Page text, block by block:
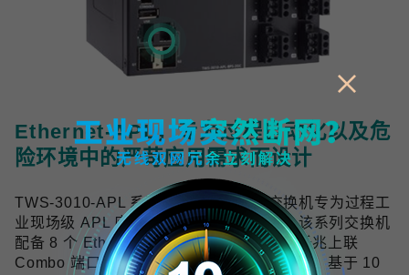
Ethernet-APL，专为过程自动化以及危
险环境中的严苛应用需求而设计
TWS-3010-APL 系列工业双线以太网交换机专为过程工
业现场级 APL 应用提供可靠的网络连接，该系列交换机
配备 8 个 Ethernet-APL spur 端口与 2 个千兆上联
Combo 端口，符合 Ethernet-APL 技术规范，基于 10